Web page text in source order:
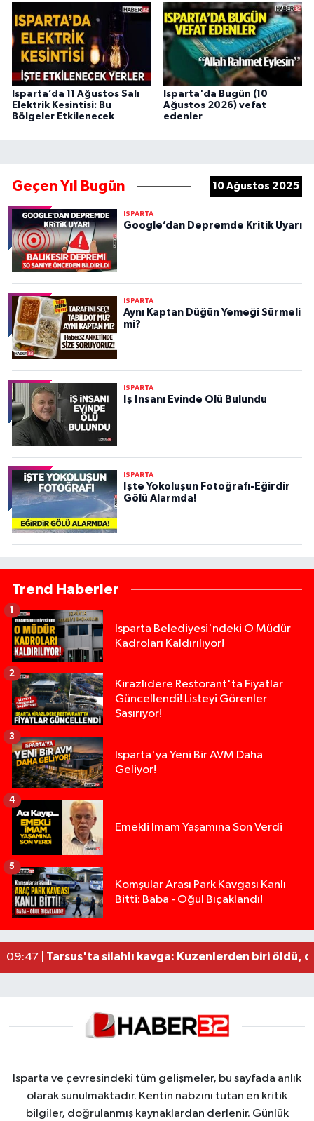
Isparta’da 11 Ağustos Salı
Elektrik Kesintisi: Bu
Bölgeler Etkilenecek
Isparta'da Bugün (10
Ağustos 2026) vefat
edenler
Geçen Yıl Bugün 10 Ağustos 2025
ISPARTA
Google’dan Depremde Kritik Uyarı
ISPARTA
Aynı Kaptan Düğün Yemeği Sürmeli
mi?
ISPARTA
İş İnsanı Evinde Ölü Bulundu
ISPARTA
İşte Yokoluşun Fotoğrafı-Eğirdir
Gölü Alarmda!
Trend Haberler
Isparta Belediyesi'ndeki O Müdür
Kadroları Kaldırılıyor!
1
Kirazlıdere Restorant'ta Fiyatlar
Güncellendi! Listeyi Görenler
Şaşırıyor!
2
Isparta'ya Yeni Bir AVM Daha
Geliyor!
3
Emekli İmam Yaşamına Son Verdi
4
Komşular Arası Park Kavgası Kanlı
Bitti: Baba - Oğul Bıçaklandı!
5
02:19 |14 ve 16 Yaşlarındaki Kız Kardeşlerden Haber
17:30 |Demirkapı Tüneli'nde feci kaza: Yaşlı çift
15:00 |Takla atan otomobil palmiye ağacına çarptı: 1
09:47 | Tarsus'ta silahlı kavga: Kuzenlerden biri öldü,
Isparta ve çevresindeki tüm gelişmeler, bu sayfada anlık
olarak sunulmaktadır. Kentin nabzını tutan en kritik
bilgiler, doğrulanmış kaynaklardan derlenir. Günlük